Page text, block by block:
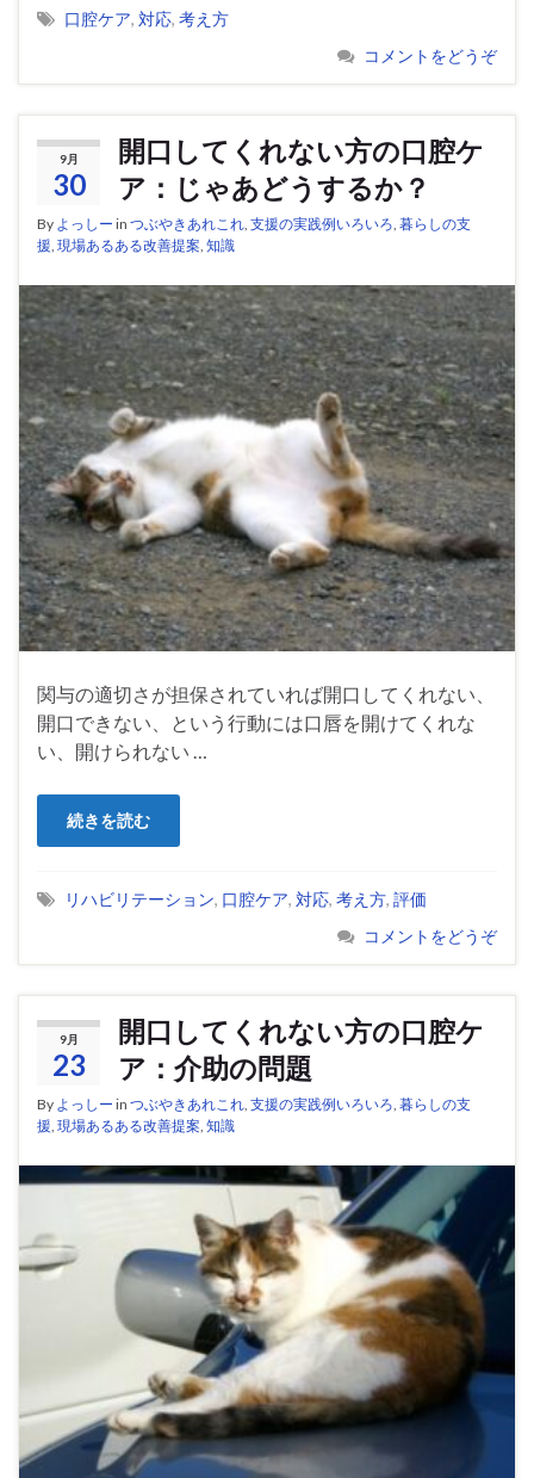
口腔ケア, 対応, 考え方
コメントをどうぞ
9月
30
開口してくれない方の口腔ケ
ア：じゃあどうするか？
By よっしー in つぶやきあれこれ, 支援の実践例いろいろ, 暮らしの支
援, 現場あるある改善提案, 知識
関与の適切さが担保されていれば開口してくれない、
開口できない、という行動には口唇を開けてくれな
い、開けられない …
続きを読む
リハビリテーション, 口腔ケア, 対応, 考え方, 評価
コメントをどうぞ
9月
23
開口してくれない方の口腔ケ
ア：介助の問題
By よっしー in つぶやきあれこれ 支援の実践例いろいろ 暮らしの支
援 現場あるある改善提案 知識